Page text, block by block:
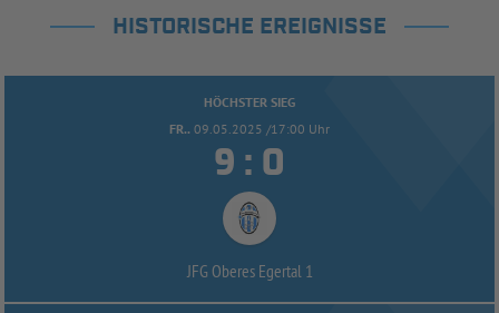
HISTORISCHE EREIGNISSE
HÖCHSTER SIEG
FR.. 09.05.2025 /17:00 Uhr
 : 
JFG Oberes Egertal 1